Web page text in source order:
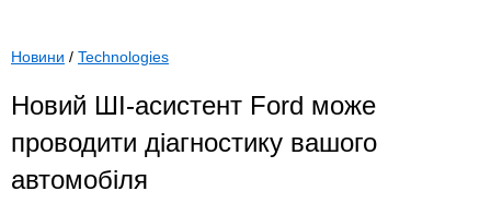
Новини / Technologies
Новий ШІ-асистент Ford може
проводити діагностику вашого
автомобіля